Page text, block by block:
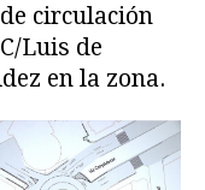
circulación
Luis de
en la zona.